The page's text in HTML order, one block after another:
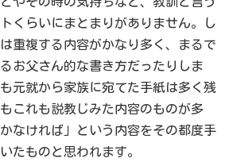
くらいにまとまりがありません。し
重複する内容がかなり多く、まるで
お父さん的な書き方だったりしま
元就から家族に宛てた手紙は多く残
これも説教じみた内容のものが多
なければ」という内容をその都度手
たものと思われます。